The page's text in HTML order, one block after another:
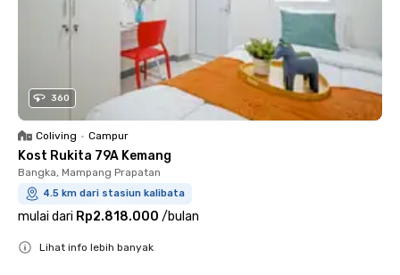
360
Coliving • Campur
Kost Rukita 79A Kemang
Bangka, Mampang Prapatan
4.5 km dari stasiun kalibata
mulai dari Rp2.818.000 /bulan
Lihat info lebih banyak